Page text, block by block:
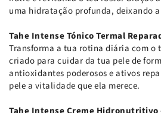
uma hidratação profunda, deixando
Tahe Intense Tónico Termal
Transforma a tua rotina diária com o
criado para cuidar da tua pele de
antioxidantes poderosos e ativos
pele a vitalidade que ela merece.